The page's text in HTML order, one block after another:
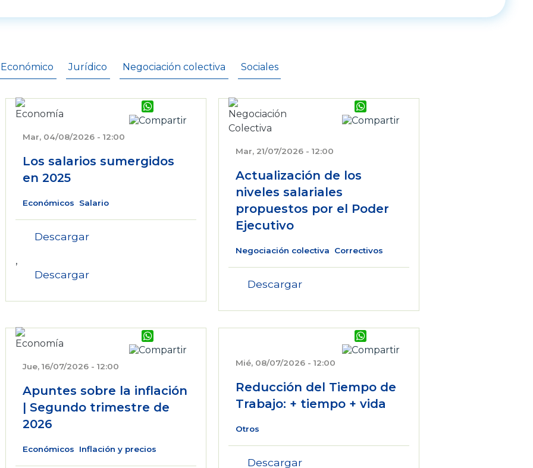
Inicio - Documentos
Económico Jurídico Negociación colectiva Sociales
Mar, 04/08/2026 - 12:00
Los salarios sumergidos
en 2025
Económicos Salario
Descargar
,
Descargar
Mar, 21/07/2026 - 12:00
Actualización de los
niveles salariales
propuestos por el Poder
Ejecutivo
Negociación colectiva Correctivos
Descargar
Jue, 16/07/2026 - 12:00
Apuntes sobre la inflación
| Segundo trimestre de
2026
Económicos Inflación y precios
Mié, 08/07/2026 - 12:00
Reducción del Tiempo de
Trabajo: + tiempo + vida
Otros
Descargar